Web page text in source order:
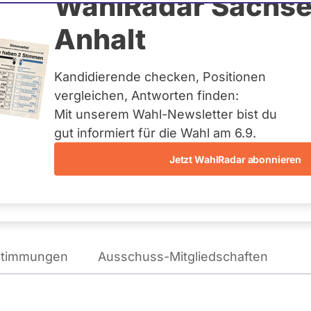
Anhalt
Kandidierende checken, Positionen
vergleichen, Antworten finden:
Mit unserem Wahl-Newsletter bist du
gut informiert für die Wahl am 6.9.
Jetzt WahlRadar abonnieren
Fürstenfeldbruck-Ost
WAHLKAMPFPOSITIONEN
Ausschuss-Mitgliedschaften